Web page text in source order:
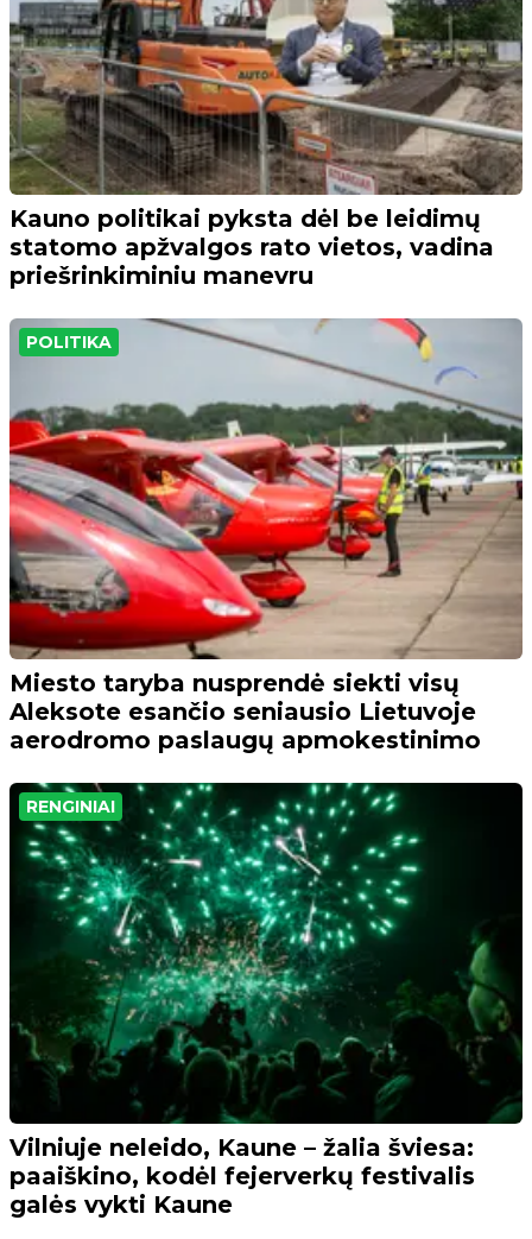
Kauno politikai pyksta dėl be leidimų
statomo apžvalgos rato vietos, vadina
priešrinkiminiu manevru
POLITIKA
Miesto taryba nusprendė siekti visų
Aleksote esančio seniausio Lietuvoje
aerodromo paslaugų apmokestinimo
RENGINIAI
Vilniuje neleido, Kaune – žalia šviesa:
paaiškino, kodėl fejerverkų festivalis
galės vykti Kaune